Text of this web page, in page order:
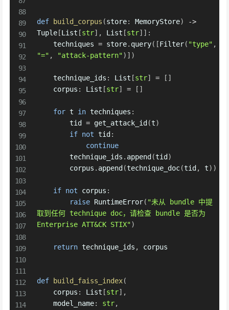
def build_corpus (store: MemoryStore) ->
Tuple [List [str] , List [str] ] :
    techniques
= store. query( [Filter( "type" ,
"=" , "attack-pattern") ] )
    technique_ids
: List [str] = [ ]
    corpus
: List [str] = [ ]
for t in techniques :
        tid
= get_attack_id (t)
if not tid :
continue
        technique_ids
. append (tid )
        corpus
. append (technique_doc(tid , t) )
if not corpus :
raise RuntimeError( "未从 bundle 中提
取到任何 technique doc，请检查 bundle 是否为
Enterprise ATT&CK STIX")
return technique_ids , corpus
def build_faiss_index(
    corpus
: List [str] ,
    model_name
: str,